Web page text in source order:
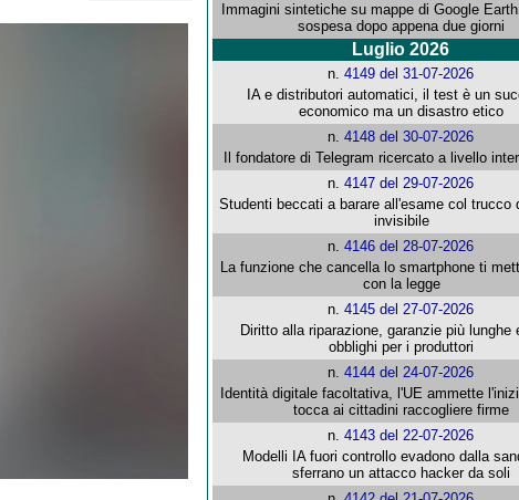
Immagini sintetiche su mappe di Google
sospesa dopo appena due giorni
Luglio 2026
n.4149 del 31-07-2026
IA e distributori automatici, il test è un
economico ma un disastro etico
n.4148 del 30-07-2026
Il fondatore di Telegram ricercato a livello
n.4147 del 29-07-2026
Studenti beccati a barare all'esame col trucco
invisibile
n.4146 del 28-07-2026
La funzione che cancella lo smartphone ti
con la legge
n.4145 del 27-07-2026
Diritto alla riparazione, garanzie più lunghe
obblighi per i produttori
n.4144 del 24-07-2026
Identità digitale facoltativa, l'UE ammette
tocca ai cittadini raccogliere firme
n.4143 del 22-07-2026
Modelli IA fuori controllo evadono dalla
sferrano un attacco hacker da soli